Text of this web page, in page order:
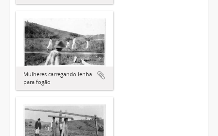
Mulheres carregando lenha
para fogão